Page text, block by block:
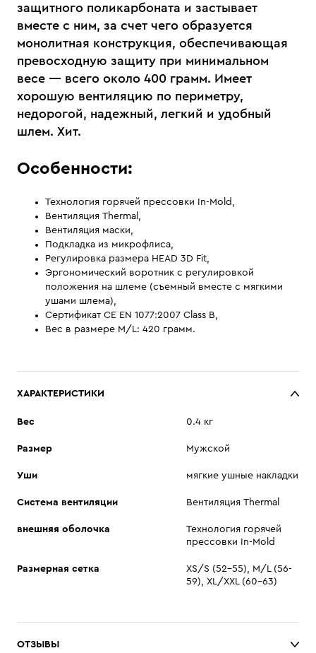
защитного поликарбоната и застывает
вместе с ним, за счет чего образуется
монолитная конструкция, обеспечивающая
превосходную защиту при минимальном
весе — всего около 400 грамм. Имеет
хорошую вентиляцию по периметру,
недорогой, надежный, легкий и удобный
шлем. Хит.
Особенности:
Технология горячей прессовки In-Mold,
Вентиляция Thermal,
Вентиляция маски,
Подкладка из микрофлиса,
Регулировка размера HEAD 3D Fit,
Эргономический воротник с регулировкой
положения на шлеме (съемный вместе с мягкими
ушами шлема),
Сертификат CE EN 1077:2007 Class B,
Вес в размере M/L: 420 грамм.
ХАРАКТЕРИСТИКИ
Вес 0.4 кг
Размер Мужской
Уши мягкие ушные накладки
Система вентиляции Вентиляция Thermal
внешняя оболочка
Технология горячей
прессовки In-Mold
Размерная сетка
XS/S (52-55), M/L (56-
59), XL/XXL (60-63)
ОТЗЫВЫ